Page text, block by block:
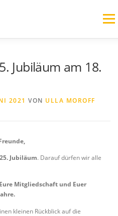
Menü
Jubiläum am 18.
2021 VON ULLA MOROFF
25. Jubiläum. Darauf dürfen wir alle
Mitgliedschaft und Euer
kleinen Rückblick auf die